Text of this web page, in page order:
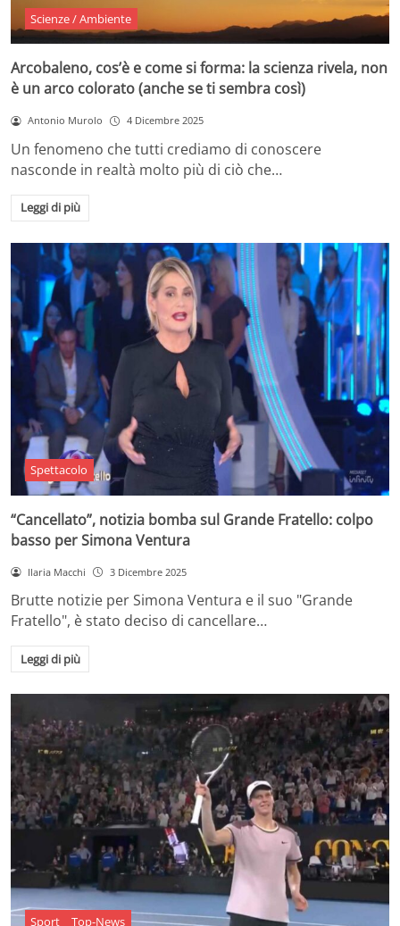
Scienze / Ambiente
Arcobaleno, cos’è e come si forma: la scienza rivela, non
è un arco colorato (anche se ti sembra così)
Antonio Murolo 4 Dicembre 2025
Un fenomeno che tutti crediamo di conoscere
nasconde in realtà molto più di ciò che…
Leggi di più
Spettacolo
“Cancellato”, notizia bomba sul Grande Fratello: colpo
basso per Simona Ventura
Ilaria Macchi 3 Dicembre 2025
Brutte notizie per Simona Ventura e il suo "Grande
Fratello", è stato deciso di cancellare…
Leggi di più
Sport Top-News